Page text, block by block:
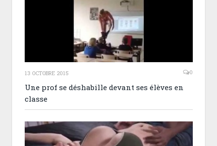
13 OCTOBRE 2015 0
Une prof se déshabille devant ses élèves en
classe